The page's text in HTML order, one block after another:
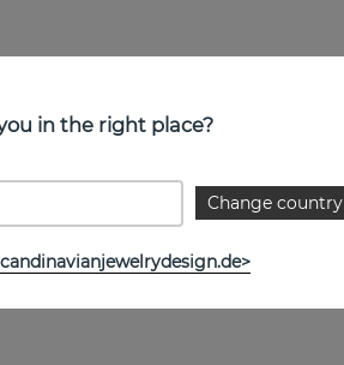
in the right place?
Change country